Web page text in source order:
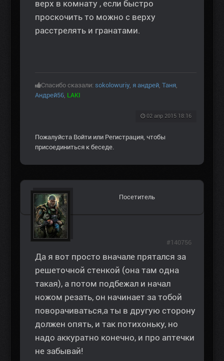
верх в комнату , если быстро
проскочить то можно с верху
расстрелять и гранатами.
Спасибо сказали: sokolowuriy, я андрей, Таня,
Андрей56, LAKI
02 апр 2015 18:16
Пожалуйста Войти или Регистрация, чтобы
присоединиться к беседе.
Посетитель
Да я вот просто вначале прятался за
решеточной стенкой (она там одна
такая), а потом подбежал и начал
ножом резать, он начинает за тобой
поворачиваться,а ты в другую сторону
должен опять, и так потихоньку, но
надо аккуратно конечно, и про аптечки
не забывай!
#140756